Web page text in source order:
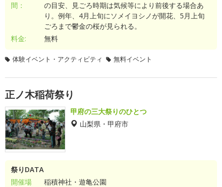
間：
の目安、見ごろ時期は気候等により前後する場合あ
り。例年、4月上旬にソメイヨシノが開花、5月上旬
ごろまで鬱金の桜が見られる。
料金:
無料
体験イベント・アクティビティ 無料イベント
正ノ木稲荷祭り
甲府の三大祭りのひとつ
山梨県・甲府市
祭りDATA
開催場
稲積神社・遊亀公園